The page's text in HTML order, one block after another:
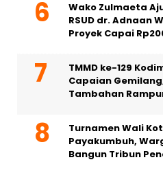
Wako Zulmaeta
RSUD dr. Adnaan
Proyek Capai
TMMD ke-129
Capaian
Tambahan
Turnamen Wali
Payakumbuh,
Bangun Tribun